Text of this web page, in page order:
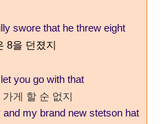
swore that he threw eight
8을 던졌지
let you go with that
게 할 순 없지
and my brand new stetson hat